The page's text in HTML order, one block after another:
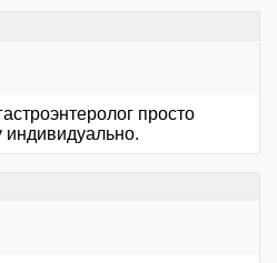
просто
индивидуально.